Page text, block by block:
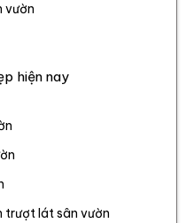
vườn
hiện nay
trượt lát sân vườn